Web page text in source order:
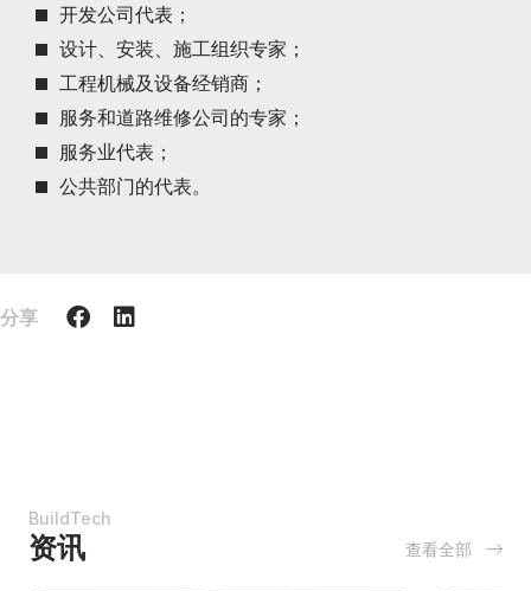
开发公司代表；
设计、安装、施工组织专家；
工程机械及设备经销商；
服务和道路维修公司的专家；
服务业代表；
公共部门的代表。
分享
BuildTech
资讯 查看全部